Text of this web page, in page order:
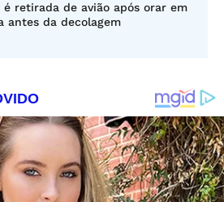
é retirada de avião após orar em
antes da decolagem